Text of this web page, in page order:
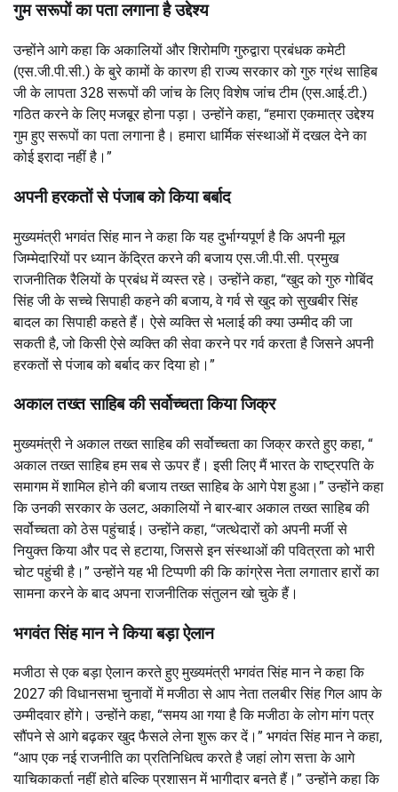
गुम सरूपों का पता लगाना है उद्देश्य
उन्होंने आगे कहा कि अकालियों और शिरोमणि गुरुद्वारा प्रबंधक कमेटी
(एस.जी.पी.सी.) के बुरे कामों के कारण ही राज्य सरकार को गुरु ग्रंथ साहिब
जी के लापता 328 सरूपों की जांच के लिए विशेष जांच टीम (एस.आई.टी.)
गठित करने के लिए मजबूर होना पड़ा। उन्होंने कहा, “हमारा एकमात्र उद्देश्य
गुम हुए सरूपों का पता लगाना है। हमारा धार्मिक संस्थाओं में दखल देने का
कोई इरादा नहीं है।”
अपनी हरकतों से पंजाब को किया बर्बाद
मुख्यमंत्री भगवंत सिंह मान ने कहा कि यह दुर्भाग्यपूर्ण है कि अपनी मूल
जिम्मेदारियों पर ध्यान केंद्रित करने की बजाय एस.जी.पी.सी. प्रमुख
राजनीतिक रैलियों के प्रबंध में व्यस्त रहे। उन्होंने कहा, “खुद को गुरु गोबिंद
सिंह जी के सच्चे सिपाही कहने की बजाय, वे गर्व से खुद को सुखबीर सिंह
बादल का सिपाही कहते हैं। ऐसे व्यक्ति से भलाई की क्या उम्मीद की जा
सकती है, जो किसी ऐसे व्यक्ति की सेवा करने पर गर्व करता है जिसने अपनी
हरकतों से पंजाब को बर्बाद कर दिया हो।”
अकाल तख्त साहिब की सर्वोच्चता किया जिक्र
मुख्यमंत्री ने अकाल तख्त साहिब की सर्वोच्चता का जिक्र करते हुए कहा, “
अकाल तख्त साहिब हम सब से ऊपर हैं। इसी लिए मैं भारत के राष्ट्रपति के
समागम में शामिल होने की बजाय तख्त साहिब के आगे पेश हुआ।” उन्होंने कहा
कि उनकी सरकार के उलट, अकालियों ने बार-बार अकाल तख्त साहिब की
सर्वोच्चता को ठेस पहुंचाई। उन्होंने कहा, “जत्थेदारों को अपनी मर्जी से
नियुक्त किया और पद से हटाया, जिससे इन संस्थाओं की पवित्रता को भारी
चोट पहुंची है।” उन्होंने यह भी टिप्पणी की कि कांग्रेस नेता लगातार हारों का
सामना करने के बाद अपना राजनीतिक संतुलन खो चुके हैं।
भगवंत सिंह मान ने किया बड़ा ऐलान
मजीठा से एक बड़ा ऐलान करते हुए मुख्यमंत्री भगवंत सिंह मान ने कहा कि
2027 की विधानसभा चुनावों में मजीठा से आप नेता तलबीर सिंह गिल आप के
उम्मीदवार होंगे। उन्होंने कहा, “समय आ गया है कि मजीठा के लोग मांग पत्र
सौंपने से आगे बढ़कर खुद फैसले लेना शुरू कर दें।” भगवंत सिंह मान ने कहा,
“आप एक नई राजनीति का प्रतिनिधित्व करते है जहां लोग सत्ता के आगे
याचिकाकर्ता नहीं होते बल्कि प्रशासन में भागीदार बनते हैं।” उन्होंने कहा कि